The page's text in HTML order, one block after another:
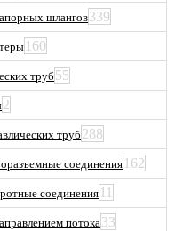
шлангов339
160
труб 55
2
труб288
соединения 162
соединения11
потока33